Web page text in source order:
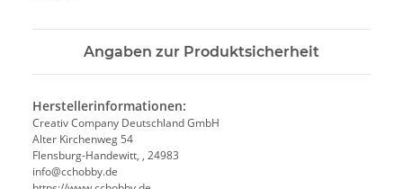
Angaben zur Produktsicherheit
Herstellerinformationen:
Creativ Company Deutschland GmbH
Alter Kirchenweg 54
Flensburg-Handewitt, , 24983
info@cchobby.de